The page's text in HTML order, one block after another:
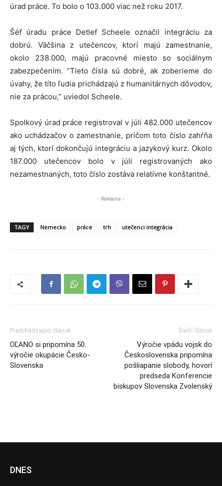
úrad práce. To bolo o 103.000 viac než roku 2017.
Šéf úradu práce Detlef Scheele označil integráciu za
dobrú. Väčšina z utečencov, ktorí majú zamestnanie,
okolo 238.000, majú pracovné miesto so sociálnym
zabezpečením. “Tieto čísla sú dobré, ak zoberieme do
úvahy, že títo ľudia prichádzajú z humanitárnych dôvodov,
nie za prácou,” uviedol Scheele.
Spolkový úrad práce registroval v júli 482.000 utečencov
ako uchádzačov o zamestnanie, pričom toto číslo zahŕňa
aj tých, ktorí dokončujú integráciu a jazykový kurz. Okolo
187.000 utečencov bolo v júli registrovaných ako
nezamestnaných, toto číslo zostáva relatívne konštantné.
- Reklama -
TAGY Nemecko práce trh utečenci integrácia
Predchádzajúci článok
OĽANO si pripomína 50.
výročie okupácie Česko-
Slovenska
Ďalší článok
Výročie vpádu vojsk do
Československa pripomína
pošliapanie slobody, hovorí
predseda Konferencie
biskupov Slovenska Zvolenský
DNES